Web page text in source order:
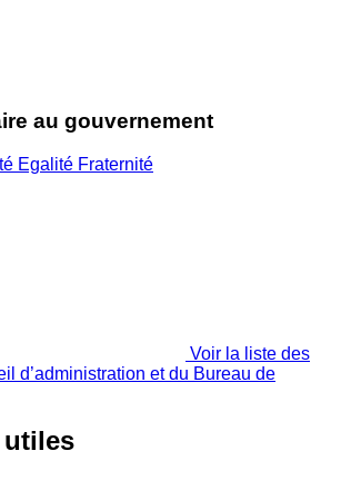
au gouvernement
Voir la liste des
d’administration et du Bureau de
utiles